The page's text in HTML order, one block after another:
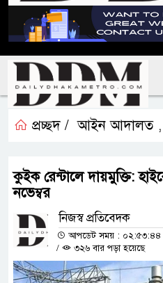
প্রচ্ছদ / আইন আদালত
কুইক রেন্টালে দায়মুক্তি:
নভেম্বর
নিজস্ব প্রতিবেদক
আপডেট সময় : ০২:৫৩:৪৪
/
৩২৬ বার পড়া হয়েছে